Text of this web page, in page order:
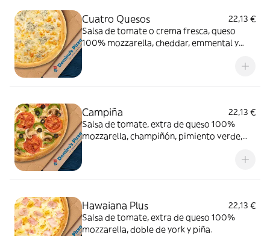
Cuatro Quesos
22,13 €
Salsa de tomate o crema fresca, queso
100% mozzarella, cheddar, emmental y
Campiña
22,13 €
Salsa de tomate, extra de queso 100%
mozzarella, champiñón, pimiento verde,
Hawaiana Plus
22,13 €
Salsa de tomate, extra de queso 100%
mozzarella, doble de york y piña.